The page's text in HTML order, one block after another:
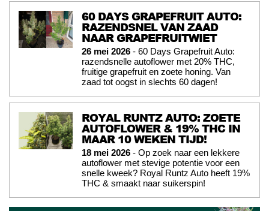
60 DAYS GRAPEFRUIT AUTO:
RAZENDSNEL VAN ZAAD
NAAR GRAPEFRUITWIET
26 mei 2026 - 60 Days Grapefruit Auto:
razendsnelle autoflower met 20% THC,
fruitige grapefruit en zoete honing. Van
zaad tot oogst in slechts 60 dagen!
ROYAL RUNTZ AUTO: ZOETE
AUTOFLOWER & 19% THC IN
MAAR 10 WEKEN TIJD!
18 mei 2026 - Op zoek naar een lekkere
autoflower met stevige potentie voor een
snelle kweek? Royal Runtz Auto heeft 19%
THC & smaakt naar suikerspin!